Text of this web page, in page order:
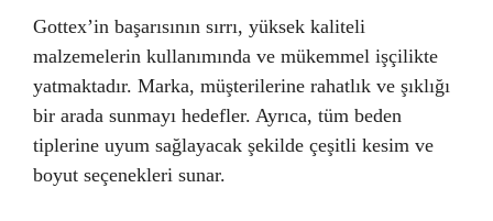
Gottex’in başarısının sırrı, yüksek kaliteli
malzemelerin kullanımında ve mükemmel işçilikte
yatmaktadır. Marka, müşterilerine rahatlık ve şıklığı
bir arada sunmayı hedefler. Ayrıca, tüm beden
tiplerine uyum sağlayacak şekilde çeşitli kesim ve
boyut seçenekleri sunar.